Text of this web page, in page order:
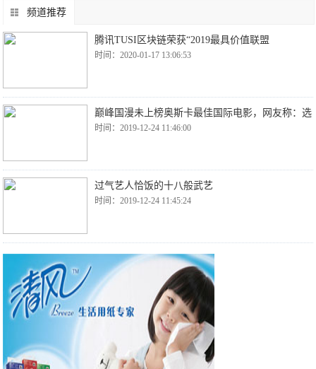
频道推荐
腾讯TUSI区块链荣获“2019最具价值联盟
时间：2020-01-17 13:06:53
巅峰国漫未上榜奥斯卡最佳国际电影，网友称：选
时间：2019-12-24 11:46:00
过气艺人恰饭的十八般武艺
时间：2019-12-24 11:45:24